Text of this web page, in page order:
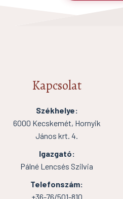
Kapcsolat
Székhelye:
6000 Kecskemét, Hornyik
János krt. 4.
Igazgató:
Pálné Lencsés Szilvia
Telefonszám:
+36-76/501-810